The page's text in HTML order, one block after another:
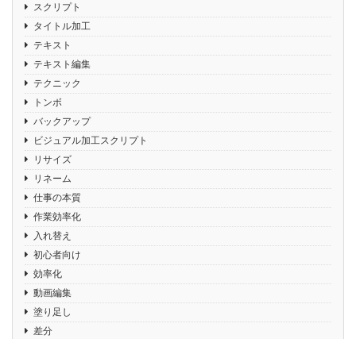
スクリプト
タイトル加工
テキスト
テキスト編集
テクニック
トンボ
バックアップ
ビジュアル加工スクリプト
リサイズ
リネーム
仕事の本質
作業効率化
入れ替え
初心者向け
効率化
動画編集
塗り足し
差分